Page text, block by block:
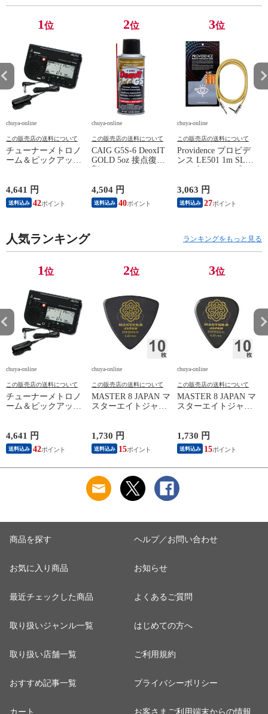
1位
chuya-online
この販売店の送料について
チューナーメトロノ
ーム＆ピックアップ
スペシャルパック ブ
ラック
4,641 円
送料込み 42
2位
chuya-online
この販売店の送料について
CAIG G5S-6 DeoxIT
GOLD 5oz 接点復活
剤
4,504 円
送料込み 40
3位
chuya-online
この販売店の送料について
Providence プロビデ
ンス LE501 1m SL
YL ギターケーブル
3,063 円
送料込み 27
人気ランキング ランキングをもっと見る
1位
chuya-online
この販売店の送料について
チューナーメトロノ
ーム＆ピックアップ
スペシャルパック ブ
ラック
4,641 円
送料込み 42
2位
chuya-online
この販売店の送料について
MASTER 8 JAPAN マ
スターエイトジャパ
Polish TRIANGLE
0.88mm ギターピッ
ク×10枚
1,730 円
送料込み 15
3位
chuya-online
この販売店の送料について
MASTER 8 JAPAN マ
スターエイトジャパ
Polish TEARDROP
0.88mm ギターピッ
ク×10枚
1,730 円
送料込み 15
商品を探す
お気に入り商品
最近チェックした商品
取り扱いジャンル一覧
取り扱い店舗一覧
おすすめ記事一覧
カート
ヘルプ／お問い合わせ
お知らせ
よくあるご質問
はじめての方へ
ご利用規約
プライバシーポリシー
お客さまご利用端末からの情報